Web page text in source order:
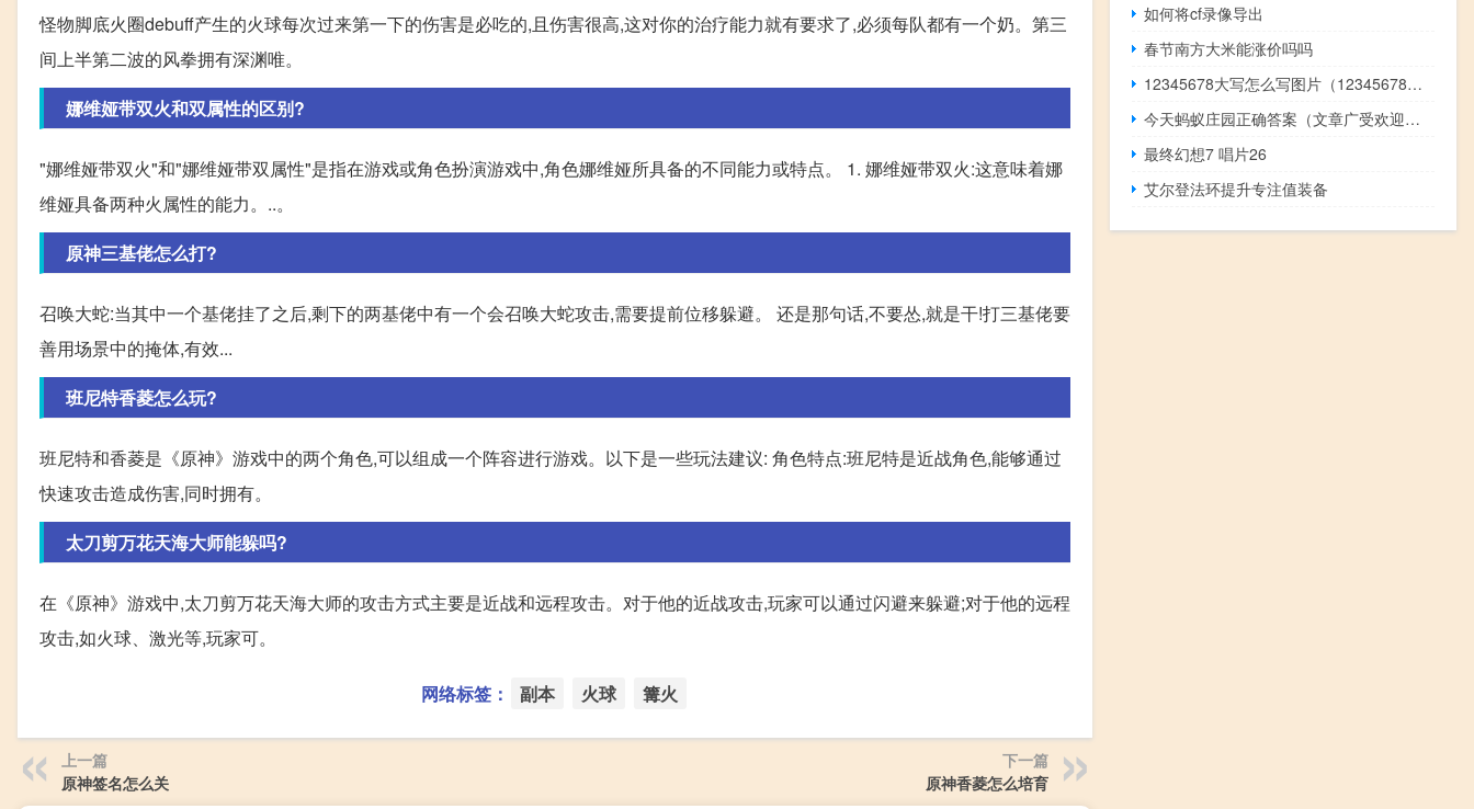
怪物脚底火圈debuff产生的火球每次过来第一下的伤害是必吃的,且伤害很高,这对你的治疗能力就有要求了,必须每队都有一个奶。第三
间上半第二波的风拳拥有深渊唯。
娜维娅带双火和双属性的区别?
"娜维娅带双火"和"娜维娅带双属性"是指在游戏或角色扮演游戏中,角色娜维娅所具备的不同能力或特点。 1. 娜维娅带双火:这意味着娜
维娅具备两种火属性的能力。..。
原神三基佬怎么打?
召唤大蛇:当其中一个基佬挂了之后,剩下的两基佬中有一个会召唤大蛇攻击,需要提前位移躲避。 还是那句话,不要怂,就是干!打三基佬要
善用场景中的掩体,有效...
班尼特香菱怎么玩?
班尼特和香菱是《原神》游戏中的两个角色,可以组成一个阵容进行游戏。以下是一些玩法建议: 角色特点:班尼特是近战角色,能够通过
快速攻击造成伤害,同时拥有。
太刀剪万花天海大师能躲吗?
在《原神》游戏中,太刀剪万花天海大师的攻击方式主要是近战和远程攻击。对于他的近战攻击,玩家可以通过闪避来躲避;对于他的远程
攻击,如火球、激光等,玩家可。
网络标签： 副本 火球 篝火
上一篇
原神签名怎么关
下一篇
原神香菱怎么培育
如何将cf录像导出
春节南方大米能涨价吗吗
12345678大写怎么写图片（12345678大写怎么写）
今天蚂蚁庄园正确答案（文章广受欢迎蚂蚁庄园）
最终幻想7 唱片26
艾尔登法环提升专注值装备